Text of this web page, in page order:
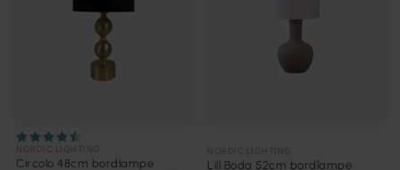
Circolo 48cm bordlampe Lill Boda 52cm bordlampe